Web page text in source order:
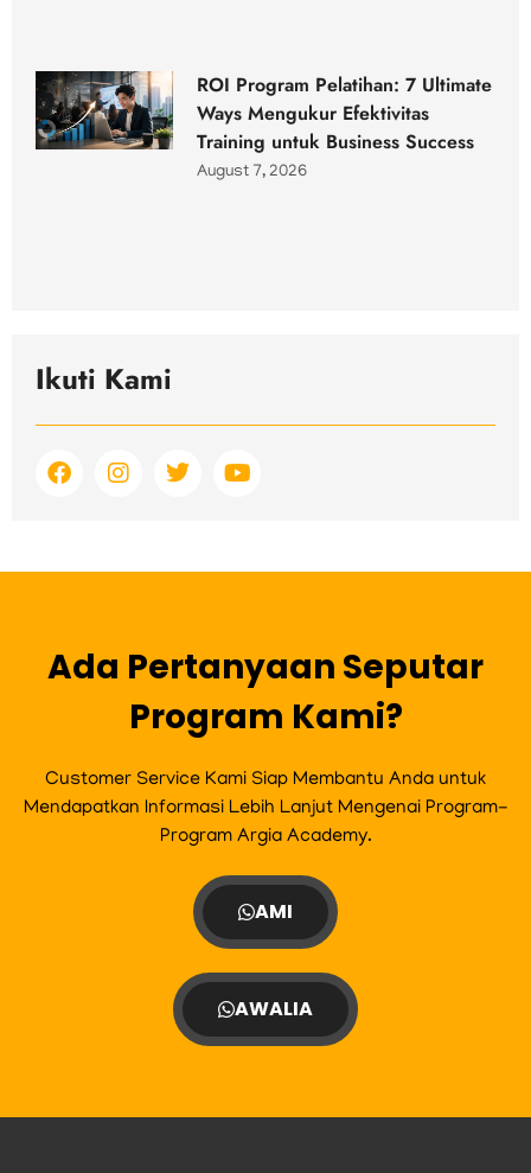
ROI Program Pelatihan: 7 Ultimate
Ways Mengukur Efektivitas
Training untuk Business Success
August 7, 2026
Ikuti Kami
F
a
o
I
n
g
m
T
w
e
Y
o
b
Ada Pertanyaan Seputar
Program Kami?
Customer Service Kami Siap Membantu Anda untuk
Mendapatkan Informasi Lebih Lanjut Mengenai Program-
Program Argia Academy.
AMI
AWALIA